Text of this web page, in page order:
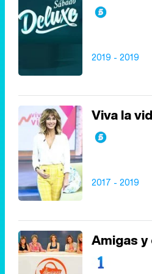
2019 - 2019
Viva la
2017 - 2019
Amigas